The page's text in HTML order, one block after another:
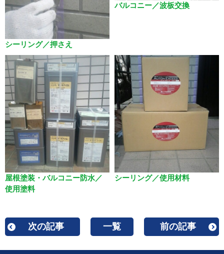
シーリング／押さえ
バルコニー／波板交換
屋根塗装・バルコニー防水／
使用塗料
シーリング／使用材料
次の記事 一覧 前の記事